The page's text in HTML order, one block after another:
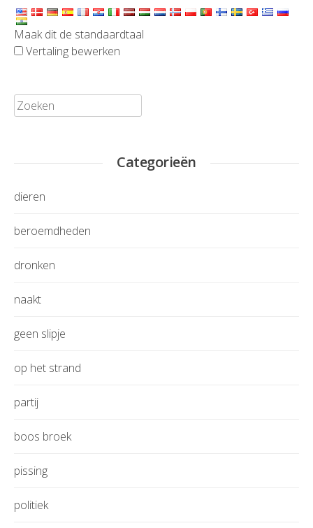
Maak dit de standaardtaal
Vertaling bewerken
Zoeken:
Categorieën
dieren
beroemdheden
dronken
naakt
geen slipje
op het strand
partij
boos broek
pissing
politiek